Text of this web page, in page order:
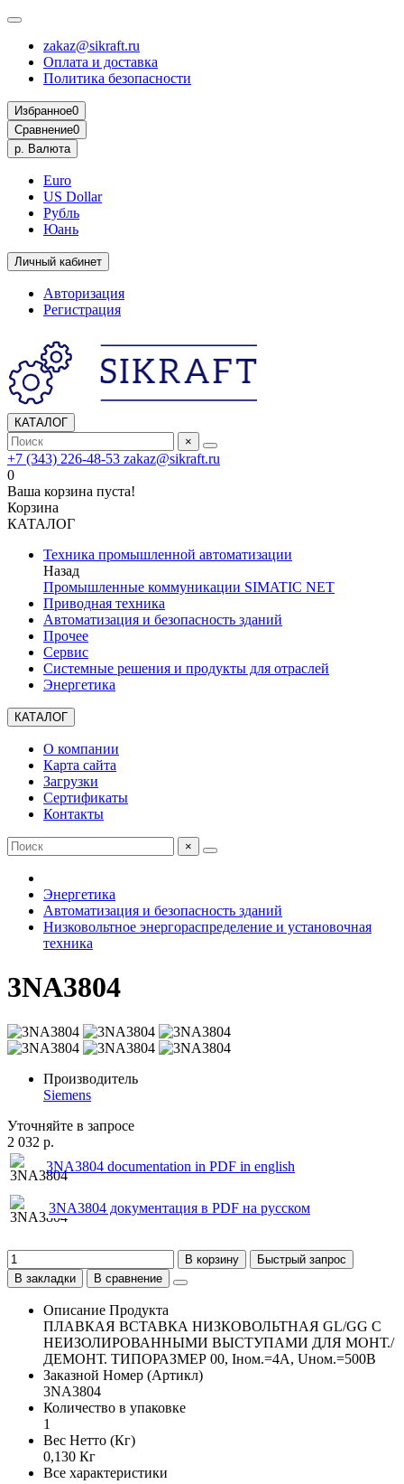
zakaz@sikraft.ru
Оплата и доставка
Политика безопасности
Избранное0
Сравнение0
р. Валюта
Euro
US Dollar
Рубль
Юань
Личный кабинет
Авторизация
Регистрация
КАТАЛОГ
×
+7 (343) 226-48-53 zakaz@sikraft.ru
0
Ваша корзина пуста!
Корзина
КАТАЛОГ
Техника промышленной автоматизации
Назад
Промышленные коммуникации SIMATIC NET
Приводная техника
Автоматизация и безопасность зданий
Прочее
Сервис
Системные решения и продукты для отраслей
Энергетика
КАТАЛОГ
О компании
Карта сайта
Загрузки
Сертификаты
Контакты
×
Энергетика
Автоматизация и безопасность зданий
Низковольтное энергораспределение и установочная
техника
3NA3804
Производитель
Siemens
Уточняйте в запросе
2 032 р.
3NA3804 documentation in PDF in english
3NA3804 документация в PDF на русском
В корзину
Быстрый запрос
В закладки
В сравнение
Описание Продукта
ПЛАВКАЯ ВСТАВКА НИЗКОВОЛЬТНАЯ GL/GG С
НЕИЗОЛИРОВАННЫМИ ВЫСТУПАМИ ДЛЯ МОНТ./
ДЕМОНТ. ТИПОРАЗМЕР 00, Iном.=4A, Uном.=500В
Заказной Номер (Артикл)
3NA3804
Количество в упаковке
1
Вес Нетто (Кг)
0,130 Кг
Все характеристики